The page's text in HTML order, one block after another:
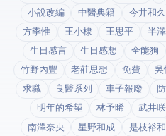
小說改編
中醫典籍 今井和久
方季惟
王小棣 王思平 半
生日感言
生日感想 全能狗
竹野內豐
老莊思想 免費 吳
求職
良醫系列 車子報廢
明年的希望
林予晞 武井咲
南澤奈央
星野和成 是枝裕和